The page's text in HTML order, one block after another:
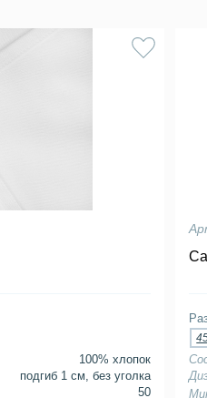
100% хлопок
подгиб 1 см, без уголка
50